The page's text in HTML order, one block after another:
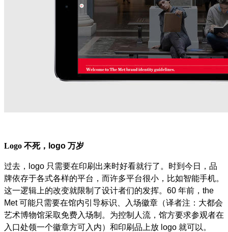
Logo 不死， logo 万岁
过去， logo 只需要在印刷出来时好看就行了。时到今日，品
牌依存于各式各样的平台，而许多平台很小，比如智能手机。
这一逻辑上的改变就限制了设计者们的发挥。 60 年前， the
Met可能只需要在馆内引导标识、入场徽章（译者注：大都会
艺术博物馆采取免费入场制。为控制人流，馆方要求参观者在
入口处领一个徽章方可入内）和印刷品上放 logo 就可以。